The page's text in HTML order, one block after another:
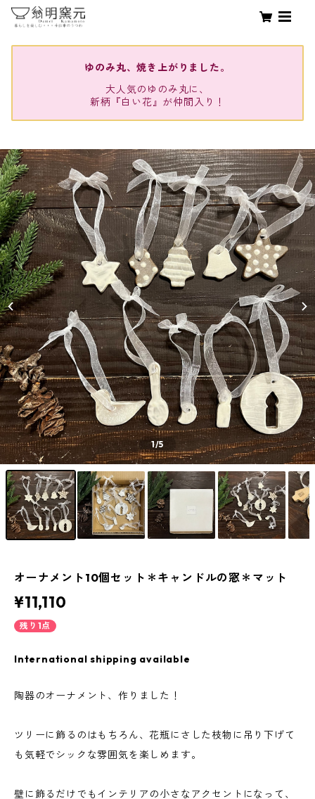
ゆのみ丸、焼き上がりました。
大人気のゆのみ丸に、
新柄『白い花』が仲間入り！
1/5
オーナメント10個セット＊キャンドルの窓＊マット
¥11,110
残り1点
International shipping available
陶器のオーナメント、作りました！
ツリーに飾るのはもちろん、花瓶にさした枝物に吊り下げて
も気軽でシックな雰囲気を楽しめます。
壁に飾るだけでもインテリアの小さなアクセントになって、